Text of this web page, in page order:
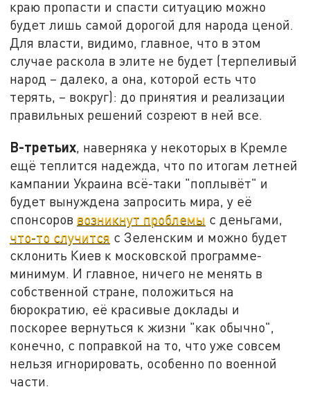
краю пропасти и спасти ситуацию можно
будет лишь самой дорогой для народа ценой.
Для власти, видимо, главное, что в этом
случае раскола в элите не будет (терпеливый
народ – далеко, а она, которой есть что
терять, – вокруг): до принятия и реализации
правильных решений созреют в ней все.
В-третьих, наверняка у некоторых в Кремле
ещё теплится надежда, что по итогам летней
кампании Украина всё-таки "поплывёт" и
будет вынуждена запросить мира, у её
спонсоров возникнут проблемы с деньгами,
что-то случится с Зеленским и можно будет
склонить Киев к московской программе-
минимум. И главное, ничего не менять в
собственной стране, положиться на
бюрократию, её красивые доклады и
поскорее вернуться к жизни "как обычно",
конечно, с поправкой на то, что уже совсем
нельзя игнорировать, особенно по военной
части.